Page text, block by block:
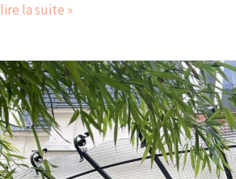
lire la suite »
les
marquises
:
entre
héritage